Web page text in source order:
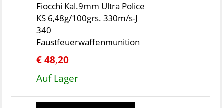
Fiocchi Kal.9mm Ultra Police
KS 6,48g/100grs. 330m/s-J
340
Faustfeuerwaffenmunition
€ 48,20
Auf Lager